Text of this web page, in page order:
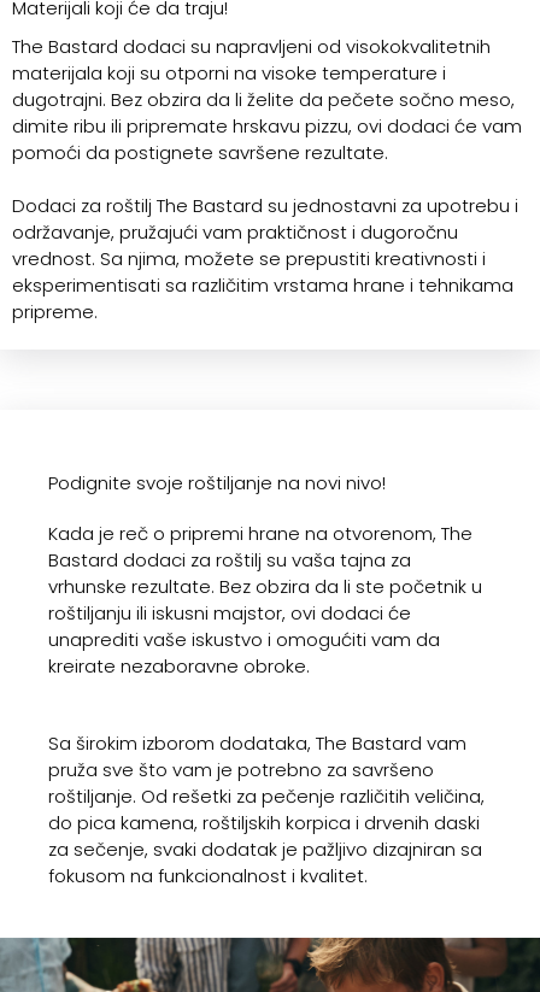
Materijali koji će da traju!
The Bastard dodaci su napravljeni od visokokvalitetnih
materijala koji su otporni na visoke temperature i
dugotrajni. Bez obzira da li želite da pečete sočno meso,
dimite ribu ili pripremate hrskavu pizzu, ovi dodaci će vam
pomoći da postignete savršene rezultate.
Dodaci za roštilj The Bastard su jednostavni za upotrebu i
održavanje, pružajući vam praktičnost i dugoročnu
vrednost. Sa njima, možete se prepustiti kreativnosti i
eksperimentisati sa različitim vrstama hrane i tehnikama
pripreme.
Podignite svoje roštiljanje na novi nivo!
Kada je reč o pripremi hrane na otvorenom, The
Bastard dodaci za roštilj su vaša tajna za
vrhunske rezultate. Bez obzira da li ste početnik u
roštiljanju ili iskusni majstor, ovi dodaci će
unaprediti vaše iskustvo i omogućiti vam da
kreirate nezaboravne obroke.
Sa širokim izborom dodataka, The Bastard vam
pruža sve što vam je potrebno za savršeno
roštiljanje. Od rešetki za pečenje različitih veličina,
do pica kamena, roštiljskih korpica i drvenih daski
za sečenje, svaki dodatak je pažljivo dizajniran sa
fokusom na funkcionalnost i kvalitet.